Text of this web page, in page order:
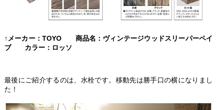
↑メーカー：TOYO 商品名：ヴィンテージウッドスリーパーペイ
ブ カラー：ロッソ
最後にご紹介するのは、水栓です。移動先は勝手口の横になりまし
た！